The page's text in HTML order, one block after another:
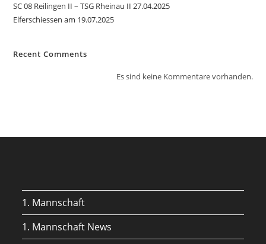
SC 08 Reilingen II – TSG Rheinau II 27.04.2025
Elferschiessen am 19.07.2025
Recent Comments
Es sind keine Kommentare vorhanden.
1. Mannschaft
1. Mannschaft News